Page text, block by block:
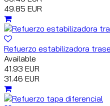
49.85 EUR
Refuerzo estabilizadora
Available
41.93 EUR
31.46 EUR